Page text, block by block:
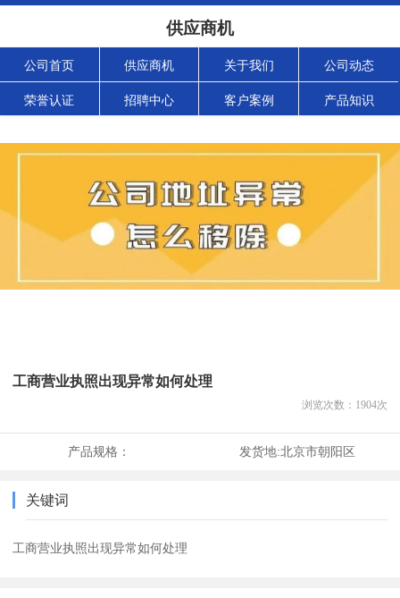
供应商机
公司首页 供应商机 关于我们 公司动态
荣誉认证 招聘中心 客户案例 产品知识
工商营业执照出现异常如何处理
浏览次数： 1904次
产品规格： 发货地:北京市朝阳区
关键词
工商营业执照出现异常如何处理